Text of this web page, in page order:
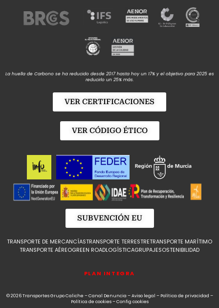
La huella de Carbono se ha reducido desde 2017 hasta hoy un 17% y el objetivo para 2025 es
reducirlo un 25% más.
VER CERTIFICACIONES
VER CÓDIGO ÉTICO
SUBVENCIÓN EU
TRANSPORTE DE MERCANCÍASTRANSPORTE TERRESTRETRANSPORTE MARÍTIMO
TRANSPORTE AÉREOGREEN ROADLOGÍSTICAGRUPAJESOSTENIBILIDAD
PLAN INTEGRA
© 2026 Transportes Grupo Caliche –Canal Denuncia –Aviso legal – Política de privacidad –
Política de cookies–Config cookies